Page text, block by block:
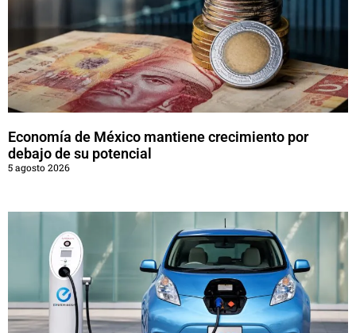
Economía de México mantiene crecimiento por
debajo de su potencial
5 agosto 2026